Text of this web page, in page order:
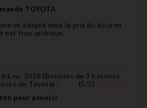
TOYOTA
et adapté mais le prix du bouton
est trop onéreux.
Ene. 2016 (Botones de 3 botones
de Toyota) : (5/5)
pour avensis